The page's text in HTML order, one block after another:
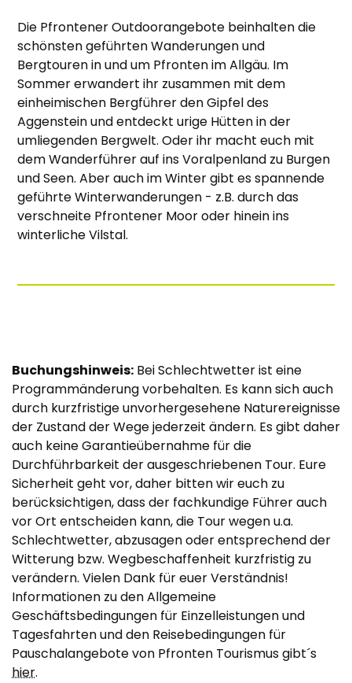
Die Pfrontener Outdoorangebote beinhalten die
schönsten geführten Wanderungen und
Bergtouren in und um Pfronten im Allgäu. Im
Sommer erwandert ihr zusammen mit dem
einheimischen Bergführer den Gipfel des
Aggenstein und entdeckt urige Hütten in der
umliegenden Bergwelt. Oder ihr macht euch mit
dem Wanderführer auf ins Voralpenland zu Burgen
und Seen. Aber auch im Winter gibt es spannende
geführte Winterwanderungen - z.B. durch das
verschneite Pfrontener Moor oder hinein ins
winterliche Vilstal.
Buchungshinweis: Bei Schlechtwetter ist eine
Programmänderung vorbehalten. Es kann sich auch
durch kurzfristige unvorhergesehene Naturereignisse
der Zustand der Wege jederzeit ändern. Es gibt daher
auch keine Garantieübernahme für die
Durchführbarkeit der ausgeschriebenen Tour. Eure
Sicherheit geht vor, daher bitten wir euch zu
berücksichtigen, dass der fachkundige Führer auch
vor Ort entscheiden kann, die Tour wegen u.a.
Schlechtwetter, abzusagen oder entsprechend der
Witterung bzw. Wegbeschaffenheit kurzfristig zu
verändern. Vielen Dank für euer Verständnis!
Informationen zu den Allgemeine
Geschäftsbedingungen für Einzelleistungen und
Tagesfahrten und den Reisebedingungen für
Pauschalangebote von Pfronten Tourismus gibt´s
hier.